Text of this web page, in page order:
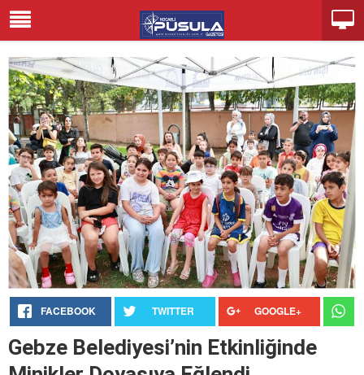
FACEBOOK TWITTER GOOGLE+
Gebze Belediyesi’nin Etkinliğinde